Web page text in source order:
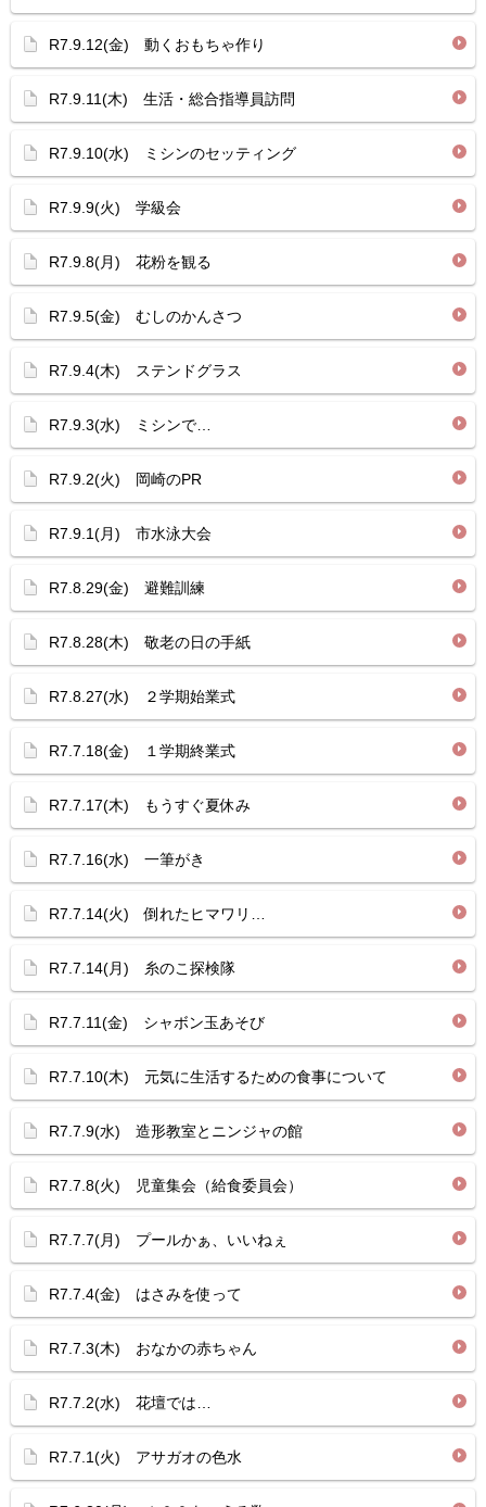
R7.9.12(金) 動くおもちゃ作り
R7.9.11(木) 生活・総合指導員訪問
R7.9.10(水) ミシンのセッティング
R7.9.9(火) 学級会
R7.9.8(月) 花粉を観る
R7.9.5(金) むしのかんさつ
R7.9.4(木) ステンドグラス
R7.9.3(水) ミシンで…
R7.9.2(火) 岡崎のPR
R7.9.1(月) 市水泳大会
R7.8.29(金) 避難訓練
R7.8.28(木) 敬老の日の手紙
R7.8.27(水) ２学期始業式
R7.7.18(金) １学期終業式
R7.7.17(木) もうすぐ夏休み
R7.7.16(水) 一筆がき
R7.7.14(火) 倒れたヒマワリ…
R7.7.14(月) 糸のこ探検隊
R7.7.11(金) シャボン玉あそび
R7.7.10(木) 元気に生活するための食事について
R7.7.9(水) 造形教室とニンジャの館
R7.7.8(火) 児童集会（給食委員会）
R7.7.7(月) プールかぁ、いいねぇ
R7.7.4(金) はさみを使って
R7.7.3(木) おなかの赤ちゃん
R7.7.2(水) 花壇では…
R7.7.1(火) アサガオの色水